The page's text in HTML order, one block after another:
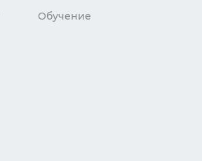
Обучение